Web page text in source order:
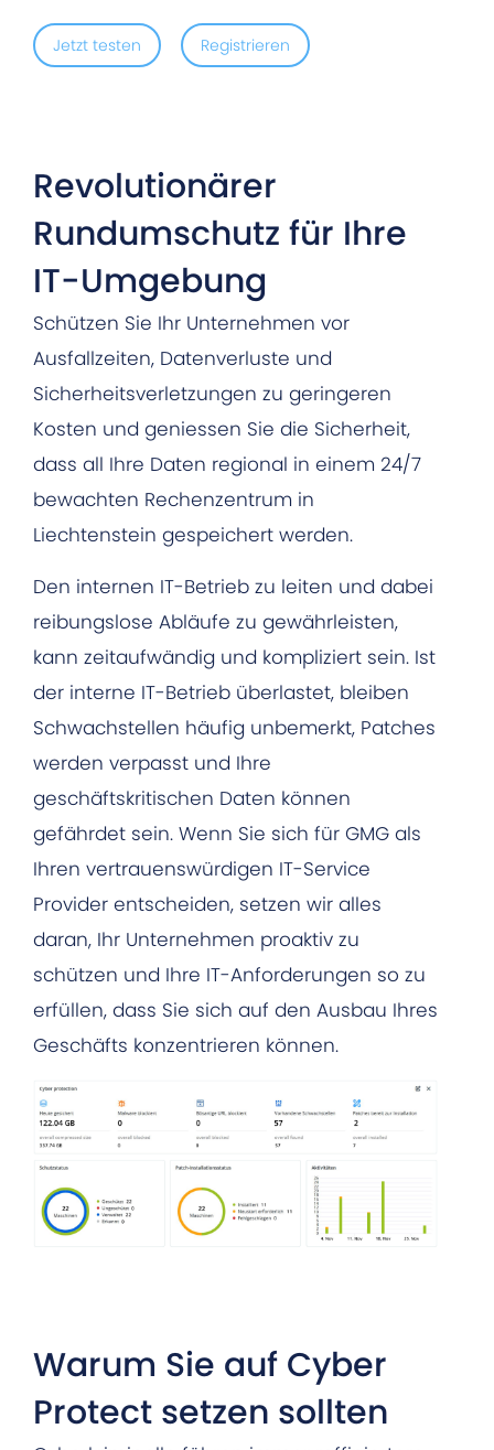
Jetzt testen Registrieren
Revolutionärer
Rundumschutz für Ihre
IT-Umgebung
Schützen Sie Ihr Unternehmen vor
Ausfallzeiten, Datenverluste und
Sicherheitsverletzungen zu geringeren
Kosten und geniessen Sie die Sicherheit,
dass all Ihre Daten regional in einem 24/7
bewachten Rechenzentrum in
Liechtenstein gespeichert werden.
Den internen IT-Betrieb zu leiten und dabei
reibungslose Abläufe zu gewährleisten,
kann zeitaufwändig und kompliziert sein. Ist
der interne IT-Betrieb überlastet, bleiben
Schwachstellen häufig unbemerkt, Patches
werden verpasst und Ihre
geschäftskritischen Daten können
gefährdet sein. Wenn Sie sich für GMG als
Ihren vertrauenswürdigen IT-Service
Provider entscheiden, setzen wir alles
daran, Ihr Unternehmen proaktiv zu
schützen und Ihre IT-Anforderungen so zu
erfüllen, dass Sie sich auf den Ausbau Ihres
Geschäfts konzentrieren können.
Warum Sie auf Cyber
Protect setzen sollten